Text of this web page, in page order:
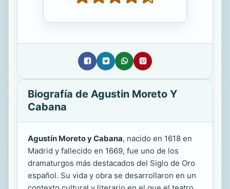
Biografía de Agustin Moreto Y
Cabana
Agustín Moreto y Cabana, nacido en 1618 en
Madrid y fallecido en 1669, fue uno de los
dramaturgos más destacados del Siglo de Oro
español. Su vida y obra se desarrollaron en un